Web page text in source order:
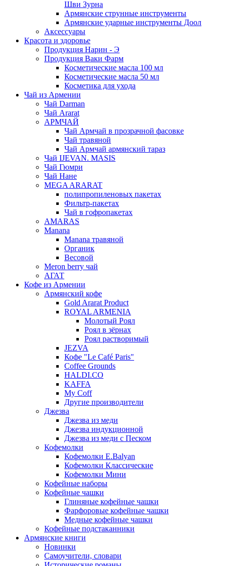
Шви Зурна
Армянские струнные инструменты
Армянские ударные инструменты Доол
Аксессуары
Красота и здоровье
Продукция Нарин - Э
Продукция Ваки Фарм
Косметические масла 100 мл
Косметические масла 50 мл
Косметика для ухода
Чай из Армении
Чай Darman
Чай Ararat
АРМЧАЙ
Чай Армчай в прозрачной фасовке
Чай травяной
Чай Армчай армянский тараз
Чай IJEVAN. MASIS
Чай Гюмри
Чай Нане
MEGA ARARAT
полипропиленовых пакетах
Фильтр-пакетах
Чай в гофропакетах
AMARAS
Manana
Manana травяной
Органик
Весовой
Meron berry чай
АГАТ
Кофе из Армении
Армянский кофе
Gold Ararat Product
ROYAL ARMENIA
Молотый Роял
Роял в зёрнах
Роял растворимый
JEZVA
Кофе "Le Café Paris"
Coffee Grounds
HALDI.CO
KAFFA
My Coff
Другие производители
Джезва
Джезва из меди
Джезва индукционной
Джезва из меди с Песком
Кофемолки
Кофемолки E.Balyan
Кофемолки Классические
Кофемолки Мини
Кофейные наборы
Кофейные чашки
Глиняные кофейные чашки
Фарфоровые кофейные чашки
Медные кофейные чашки
Кофейные подстаканники
Армянские книги
Новинки
Самоучители, словари